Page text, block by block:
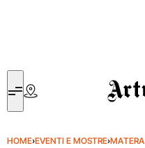
Artribune
HOME›EVENTI E MOSTRE›MATERA